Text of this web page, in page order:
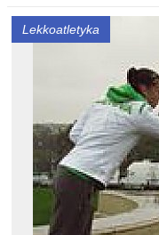
Lekkoatletyka